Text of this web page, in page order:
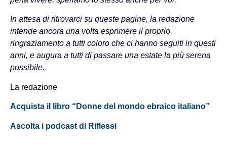
In attesa di ritrovarci su queste pagine, la redazione
intende ancora una volta esprimere il proprio
ringraziamento a tutti coloro che ci hanno seguiti in questi
anni, e augura a tutti di passare una estate la più serena
possibile.
La redazione
Acquista il libro “Donne del mondo ebraico italiano”
Ascolta i podcast di Riflessi